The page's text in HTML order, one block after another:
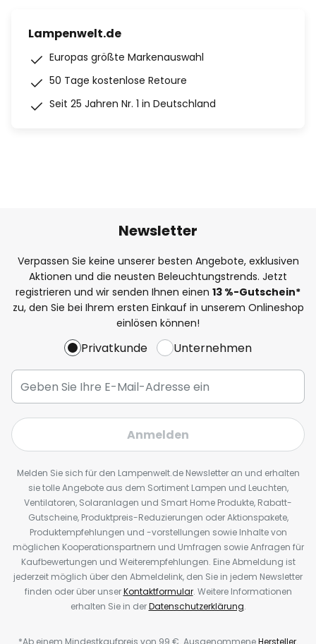
Lampenwelt.de
Europas größte Markenauswahl
50 Tage kostenlose Retoure
Seit 25 Jahren Nr. 1 in Deutschland
Newsletter
Verpassen Sie keine unserer besten Angebote, exklusiven
Aktionen und die neusten Beleuchtungstrends. Jetzt
registrieren und wir senden Ihnen einen 13 %-Gutschein*
zu, den Sie bei Ihrem ersten Einkauf in unserem Onlineshop
einlösen können!
Privatkunde Unternehmen
Anmelden
Melden Sie sich für den Lampenwelt.de Newsletter an und erhalten
sie tolle Angebote aus dem Sortiment Lampen und Leuchten,
Ventilatoren, Solaranlagen und Smart Home Produkte, Rabatt-
Gutscheine, Produktpreis-Reduzierungen oder Aktionspakete,
Produktempfehlungen und -vorstellungen sowie Inhalte von
möglichen Kooperationspartnern und Umfragen sowie Anfragen für
Kaufbewertungen und Weiterempfehlungen. Eine Abmeldung ist
jederzeit möglich über den Abmeldelink, den Sie in jedem Newsletter
finden oder über unserKontaktformular. Weitere Informationen
erhalten Sie in derDatenschutzerklärung.
*Ab einem Mindestkaufpreis von 99 €. AusgenommeneHersteller.